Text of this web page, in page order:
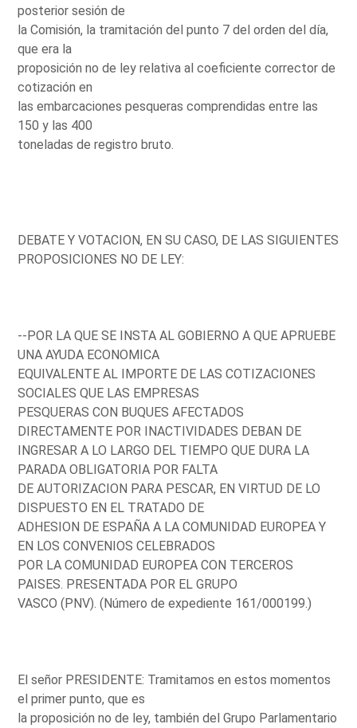
posterior sesión de
la Comisión, la tramitación del punto 7 del orden del día,
que era la
proposición no de ley relativa al coeficiente corrector de
cotización en
las embarcaciones pesqueras comprendidas entre las
150 y las 400
toneladas de registro bruto.
DEBATE Y VOTACION, EN SU CASO, DE LAS SIGUIENTES
PROPOSICIONES NO DE LEY:
--POR LA QUE SE INSTA AL GOBIERNO A QUE APRUEBE
UNA AYUDA ECONOMICA
EQUIVALENTE AL IMPORTE DE LAS COTIZACIONES
SOCIALES QUE LAS EMPRESAS
PESQUERAS CON BUQUES AFECTADOS
DIRECTAMENTE POR INACTIVIDADES DEBAN DE
INGRESAR A LO LARGO DEL TIEMPO QUE DURA LA
PARADA OBLIGATORIA POR FALTA
DE AUTORIZACION PARA PESCAR, EN VIRTUD DE LO
DISPUESTO EN EL TRATADO DE
ADHESION DE ESPAÑA A LA COMUNIDAD EUROPEA Y
EN LOS CONVENIOS CELEBRADOS
POR LA COMUNIDAD EUROPEA CON TERCEROS
PAISES. PRESENTADA POR EL GRUPO
VASCO (PNV). (Número de expediente 161/000199.)
El señor PRESIDENTE: Tramitamos en estos momentos
el primer punto, que es
la proposición no de ley, también del Grupo Parlamentario